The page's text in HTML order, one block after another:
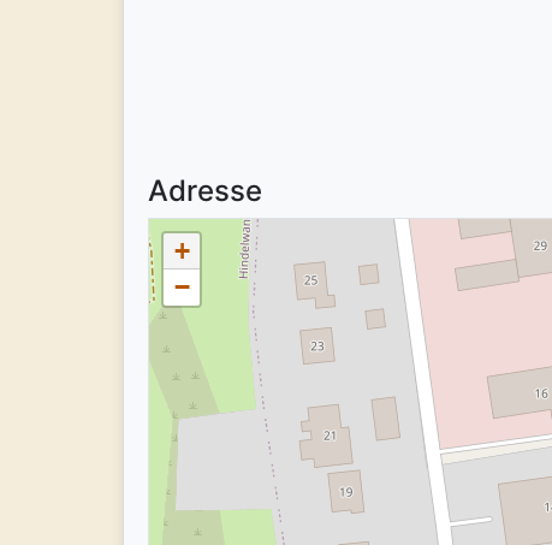
Adresse
+
−